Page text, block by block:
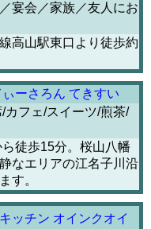
宴会／家族／友人にお
高山駅東口より徒歩約
ーさろん てきすい
カフェ/スイーツ/煎茶/
徒歩15分。桜山八幡
なエリアの江名子川沿
す。
ッチン オインクオイ